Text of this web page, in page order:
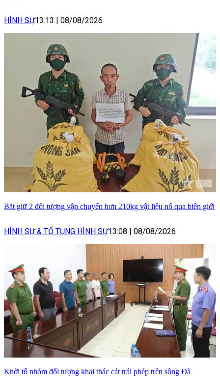
HÌNH SỰ13:13 08/08/2026
Bắt giữ 2 đối tượng vận chuyển hơn 210kg vật liệu nổ qua biên giới
HÌNH SỰ & TỐ TỤNG HÌNH SỰ13:08 08/08/2026
Khởi tố nhóm đối tượng khai thác cát trái phép trên sông Đà